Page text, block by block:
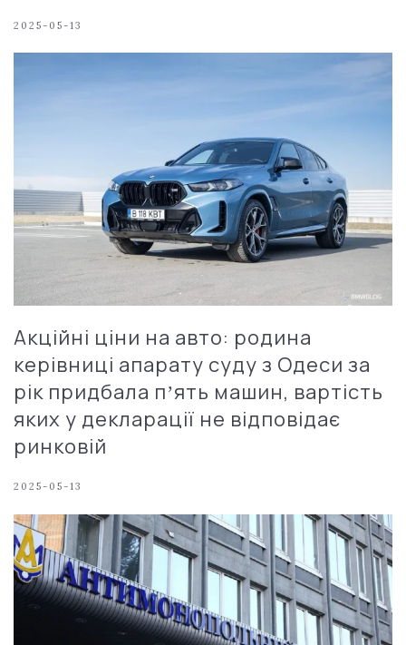
2025-05-13
Акційні ціни на авто: родина
керівниці апарату суду з Одеси за
рік придбала пʼять машин, вартість
яких у декларації не відповідає
ринковій
2025-05-13